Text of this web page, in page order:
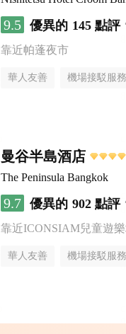
9.5 優異的 145 點評
靠近帕蓬夜市
華人友善 機場接駁服務
曼谷半島酒店
The Peninsula Bangkok
9.7 優異的 902 點評
靠近ICONSIAM兒童遊
華人友善 機場接駁服務